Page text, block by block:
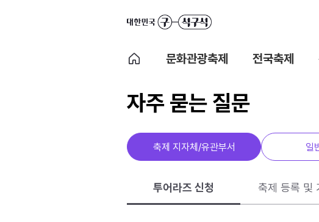
문화관광축제 전국축제
자주 묻는 질문
축제 지자체/유관부서 일
투어라즈 신청 축제 등록 및